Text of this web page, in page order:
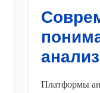
Платформы